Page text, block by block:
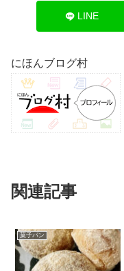
LINE
にほんブログ村
関連記事
菓子パン